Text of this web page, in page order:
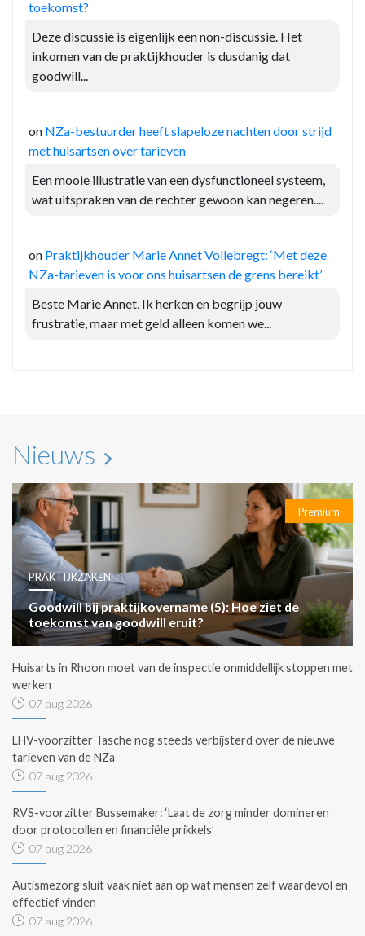
toekomst?
Deze discussie is eigenlijk een non-discussie. Het
inkomen van de praktijkhouder is dusdanig dat
goodwill...
on NZa-bestuurder heeft slapeloze nachten door strijd
met huisartsen over tarieven
Een mooie illustratie van een dysfunctioneel systeem,
wat uitspraken van de rechter gewoon kan negeren....
on Praktijkhouder Marie Annet Vollebregt: ‘Met deze
NZa-tarieven is voor ons huisartsen de grens bereikt’
Beste Marie Annet, Ik herken en begrijp jouw
frustratie, maar met geld alleen komen we...
Nieuws
Premium
PRAKTIJKZAKEN
Goodwill bij praktijkovername (5): Hoe ziet de
toekomst van goodwill eruit?
Huisarts in Rhoon moet van de inspectie onmiddellijk stoppen met
werken
07 aug 2026
LHV-voorzitter Tasche nog steeds verbijsterd over de nieuwe
tarieven van de NZa
07 aug 2026
RVS-voorzitter Bussemaker: ‘Laat de zorg minder domineren
door protocollen en financiële prikkels’
07 aug 2026
Autismezorg sluit vaak niet aan op wat mensen zelf waardevol en
effectief vinden
07 aug 2026